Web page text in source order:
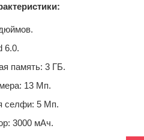
6.0.
память: 3 ГБ.
13 Мп.
селфи: 5 Мп.
3000 мАч.